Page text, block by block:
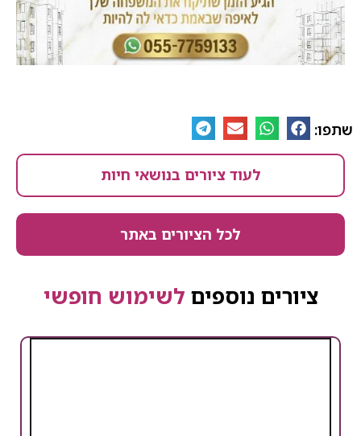
שתפו:
לעוד ציורים בנושאי חיות
לכל הציורים באתר
ציורים נוספים לשימוש חופשי